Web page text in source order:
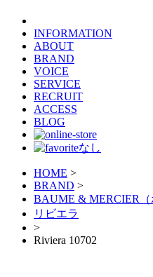
INFORMATION
ABOUT
BRAND
VOICE
SERVICE
RECRUIT
ACCESS
BLOG
HOME >
BRAND >
BAUME & MERCIER（
リビエラ
>
Riviera 10702